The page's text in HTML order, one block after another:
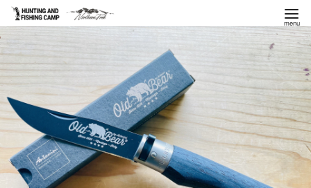
コ
ン
テ
ン
ツ
へ
移
動